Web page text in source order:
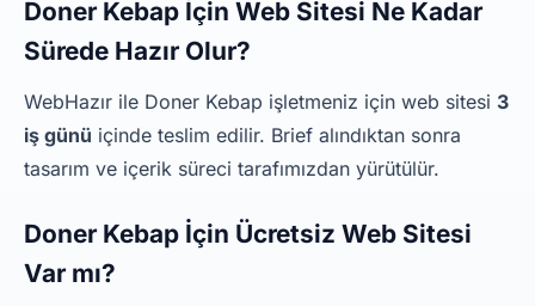
Doner Kebap İçin Web Sitesi Ne Kadar
Sürede Hazır Olur?
WebHazır ile Doner Kebap işletmeniz için web sitesi 3
iş günü içinde teslim edilir. Brief alındıktan sonra
tasarım ve içerik süreci tarafımızdan yürütülür.
Doner Kebap İçin Ücretsiz Web Sitesi
Var mı?